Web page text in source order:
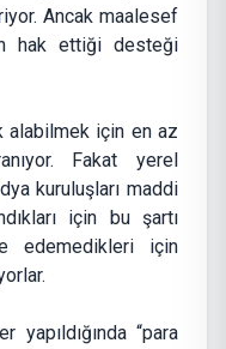
Ancak maalesef
hak ettiği desteği
alabilmek için en az
Fakat yerel
kuruluşları maddi
için bu şartı
edemedikleri için
“para